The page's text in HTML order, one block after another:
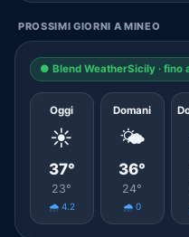
PROSSIMI GIORNI A MINEO
● Blend WeatherSicily · fino
Oggi
☀️
37°
23°
🌧️ 4.2
Domani
🌤️
36°
24°
🌧️ 0